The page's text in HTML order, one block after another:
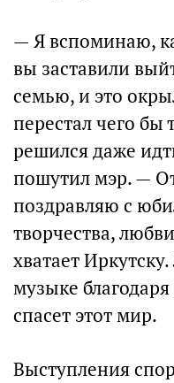
— Я вспоминаю,
вы заставили
семью, и это
перестал чего бы
решился даже
пошутил мэр. —
поздравляю с
творчества,
хватает
музыке
спасет этот мир.
Выступления